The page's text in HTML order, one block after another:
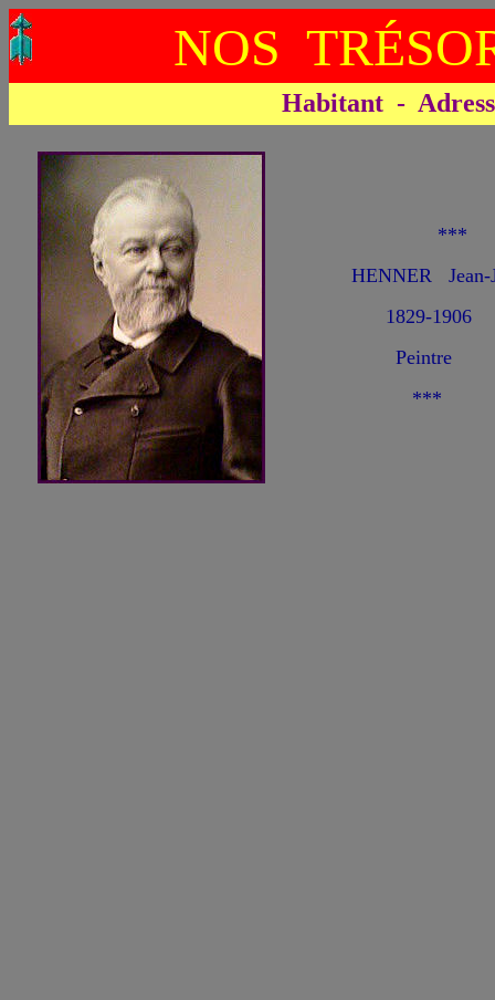
NOS
Habitant -
HENNER Jean-
1829-1906
Peintre
***